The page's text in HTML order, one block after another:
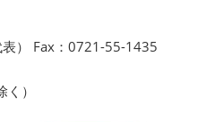
） Fax：0721-55-1435
）